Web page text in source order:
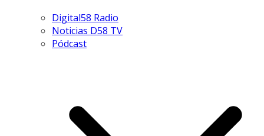
Digital58 Radio
Noticias D58 TV
Pódcast